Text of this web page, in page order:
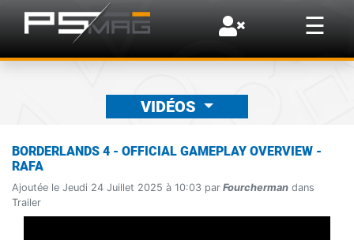
☰
×
VIDÉOS
BORDERLANDS 4 - OFFICIAL GAMEPLAY OVERVIEW -
RAFA
Ajoutée le Jeudi 24 Juillet 2025 à 10:03 par Fourcherman dans
Trailer